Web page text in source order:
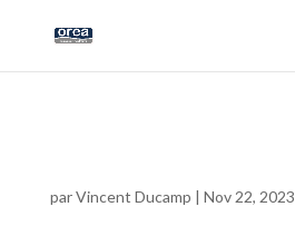
parVincent Ducamp | Nov 22, 2023